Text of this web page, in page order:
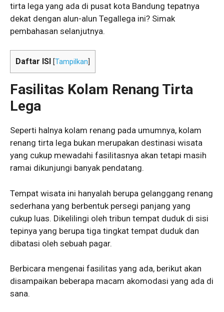
tirta lega yang ada di pusat kota Bandung tepatnya
dekat dengan alun-alun Tegallega ini? Simak
pembahasan selanjutnya.
Daftar ISI [Tampilkan
Fasilitas Kolam Renang Tirta
Lega
Seperti halnya kolam renang pada umumnya, kolam
renang tirta lega bukan merupakan destinasi wisata
yang cukup mewadahi fasilitasnya akan tetapi masih
ramai dikunjungi banyak pendatang.
Tempat wisata ini hanyalah berupa gelanggang renang
sederhana yang berbentuk persegi panjang yang
cukup luas. Dikelilingi oleh tribun tempat duduk di sisi
tepinya yang berupa tiga tingkat tempat duduk dan
dibatasi oleh sebuah pagar.
Berbicara mengenai fasilitas yang ada, berikut akan
disampaikan beberapa macam akomodasi yang ada di
sana.